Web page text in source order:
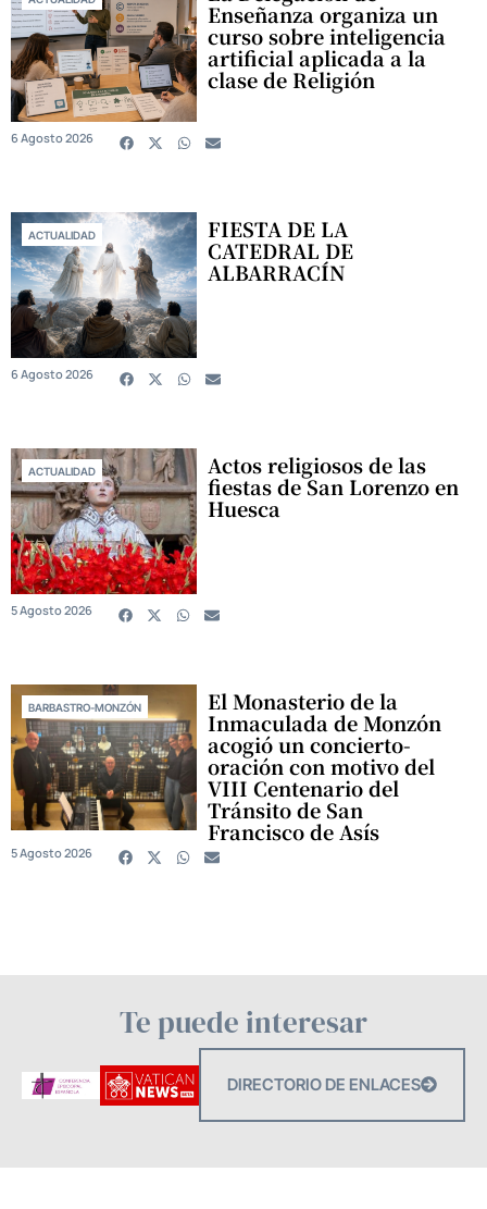
Enseñanza organiza un
curso sobre inteligencia
artificial aplicada a la
clase de Religión
6 Agosto 2026
ACTUALIDAD FIESTA DE LA
CATEDRAL DE
ALBARRACÍN
6 Agosto 2026
ACTUALIDAD Actos religiosos de las
fiestas de San Lorenzo en
Huesca
5 Agosto 2026
BARBASTRO-MONZÓN El Monasterio de la
Inmaculada de Monzón
acogió un concierto-
oración con motivo del
VIII Centenario del
Tránsito de San
Francisco de Asís
5 Agosto 2026
Te puede interesar
DIRECTORIO DE ENLACES